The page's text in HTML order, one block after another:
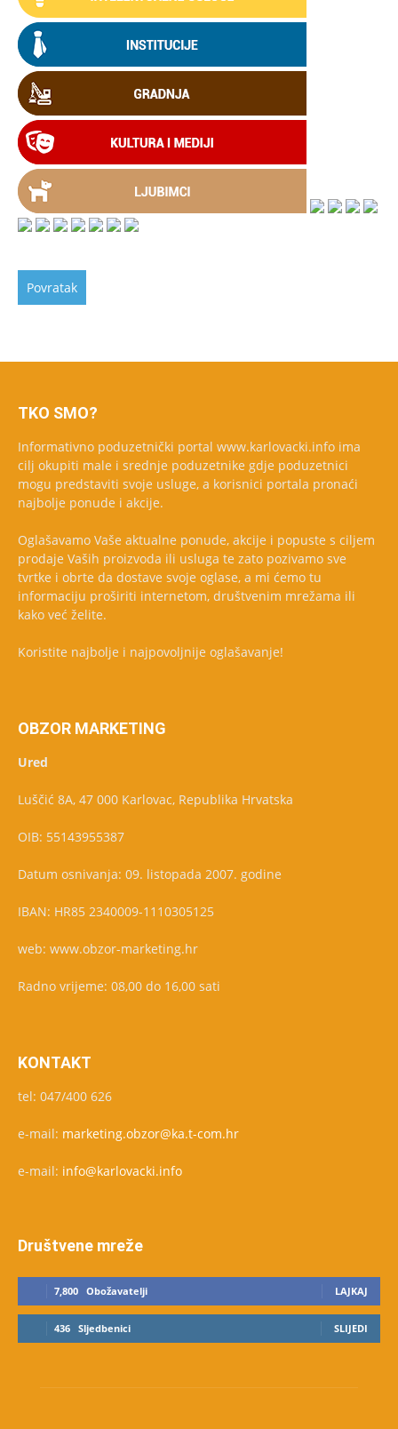
TKO SMO?
Informativno poduzetnički portal www.karlovacki.info ima
cilj okupiti male i srednje poduzetnike gdje poduzetnici
mogu predstaviti svoje usluge, a korisnici portala pronaći
najbolje ponude i akcije.
Oglašavamo Vaše aktualne ponude, akcije i popuste s ciljem
prodaje Vaših proizvoda ili usluga te zato pozivamo sve
tvrtke i obrte da dostave svoje oglase, a mi ćemo tu
informaciju proširiti internetom, društvenim mrežama ili
kako već želite.
Koristite najbolje i najpovoljnije oglašavanje!
OBZOR MARKETING
Ured
Luščić 8A, 47 000 Karlovac, Republika Hrvatska
OIB: 55143955387
Datum osnivanja: 09. listopada 2007. godine
IBAN: HR85 2340009-1110305125
web: www.obzor-marketing.hr
Radno vrijeme: 08,00 do 16,00 sati
KONTAKT
tel: 047/400 626
e-mail: marketing.obzor@ka.t-com.hr
e-mail: info@karlovacki.info
Društvene mreže
7,800 Obožavatelji LAJKAJ
436 Sljedbenici SLIJEDI